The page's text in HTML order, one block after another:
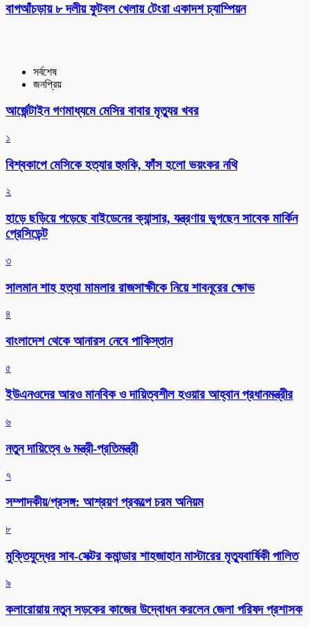
বাগআঁচড়ায় ৮ দলীয় ফুটবল খেলায় টেংরা একাদশ চ্যাম্পিয়ন
সর্বশেষ
জনপ্রিয়
আর্জেন্টাইন গণমাধ্যমে মেসির বাবার মৃত্যুর খবর
১
বিশ্বকাপে মেসিকে হত্যার হুমকি, ফাঁস হলো ভয়ংকর নথি
২
হাড়ে ছড়িয়ে পড়েছে বাইডেনের ক্যান্সার, যন্ত্রণায় ভুগছেন সাবেক মার্কিন
প্রেসিডেন্ট
৩
সালমান শাহ হত্যা মামলার রাজসাক্ষীকে নিয়ে শাবনূরের ক্ষোভ
৪
বাংলাদেশ থেকে আনারস নেবে পাকিস্তান
৫
ইউএনওদের আরও মানবিক ও দায়িত্বশীল হওয়ার আহ্বান প্রধানমন্ত্রীর
৬
নতুন দায়িত্বে ৬ মন্ত্রী-প্রতিমন্ত্রী
৭
সম্পাদকীয়/প্রসঙ্গ: আশ্রয়ণ প্রকল্পে চরম অনিয়ম
৮
মুক্তিযুদ্ধের সাব-সেক্টর কমান্ডার শাহজাহান মাস্টারের মৃত্যুবার্ষিকী পালিত
৯
কলারোয়ায় নতুন সড়কের কাজের উদ্বোধন করলেন জেলা পরিষদ প্রশাসক